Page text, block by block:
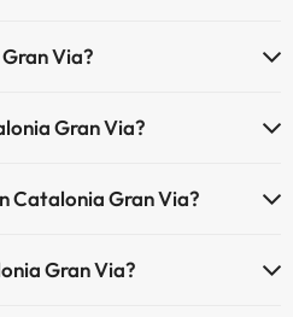
condiciones.
Via?
y otras instalaciones.
Gran Via?
Catalonia Gran Via?
Gran Via?